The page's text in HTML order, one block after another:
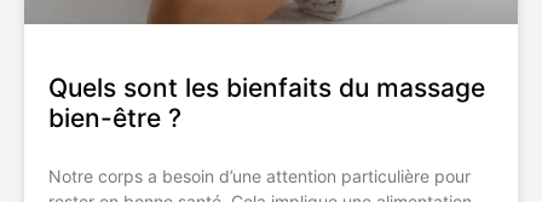
Quels sont les bienfaits du massage
bien-être ?
Notre corps a besoin d’une attention particulière pour